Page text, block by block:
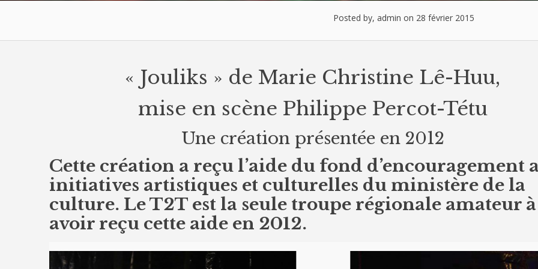
Posted by, admin on 28 février 2015
« Jouliks » de Marie Christine Lê-Huu,
mise en scène Philippe Percot-Tétu
Une création présentée en 2012
Cette création a reçu l’aide du fond d’encouragement
initiatives artistiques et culturelles du ministère de la
culture. Le T2T est la seule troupe régionale amateur à
avoir reçu cette aide en 2012.